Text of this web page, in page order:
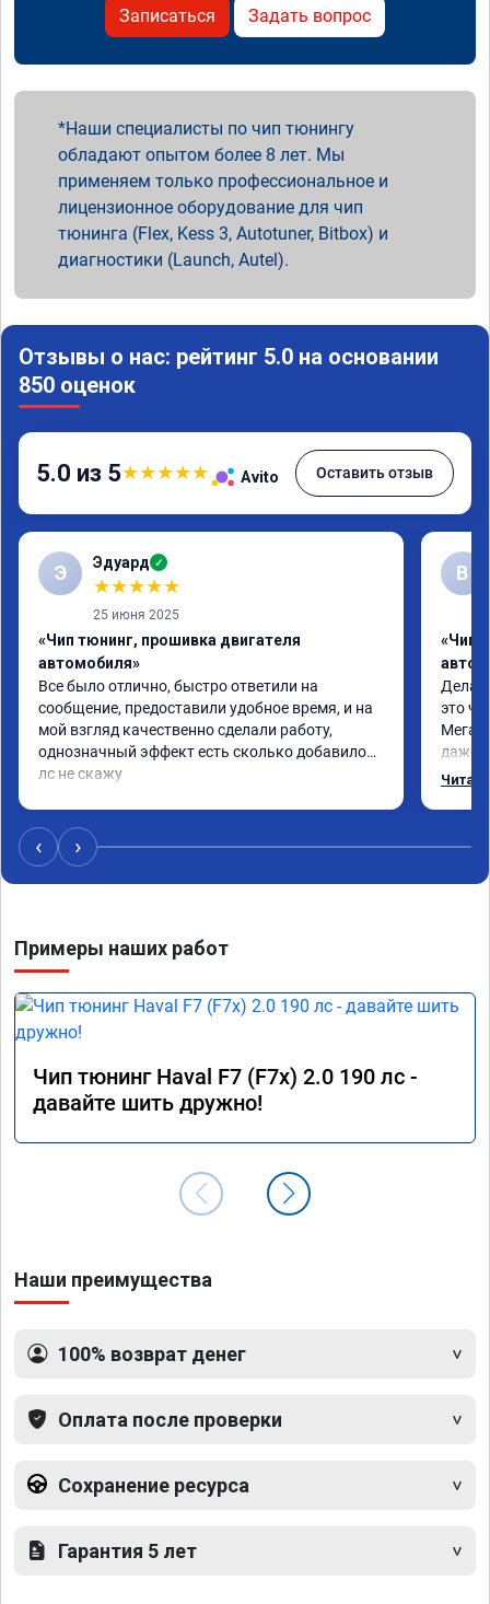
Записаться Задать вопрос
Наши специалисты по чип тюнингу
обладают опытом более 8 лет. Мы
применяем только профессиональное и
лицензионное оборудование для чип
тюнинга (Flex, Kess 3, Autotuner, Bitbox) и
диагностики (Launch, Autel).
Отзывы о нас: рейтинг 5.0 на основании
850 оценок
5.0 из 5★★★★★ Avito Оставить отзыв
Э Эдуард ✓
★★★★★
25 июня 2025
«Чип тюнинг, прошивка двигателя
автомобиля»
Все было отлично, быстро ответили на
сообщение, предоставили удобное время, и на
мой взгляд качественно сделали работу,
однозначный эффект есть сколько добавилось
лс не скажу
В
«Чип
Делал
это
Мега
даже
одно
‹ ›
Примеры наших работ
Чип тюнинг Haval F7 (F7x) 2.0 190 лс -
давайте шить дружно!
Наши преимущества
100% возврат денег
Оплата после проверки
Сохранение ресурса
Гарантия 5 лет